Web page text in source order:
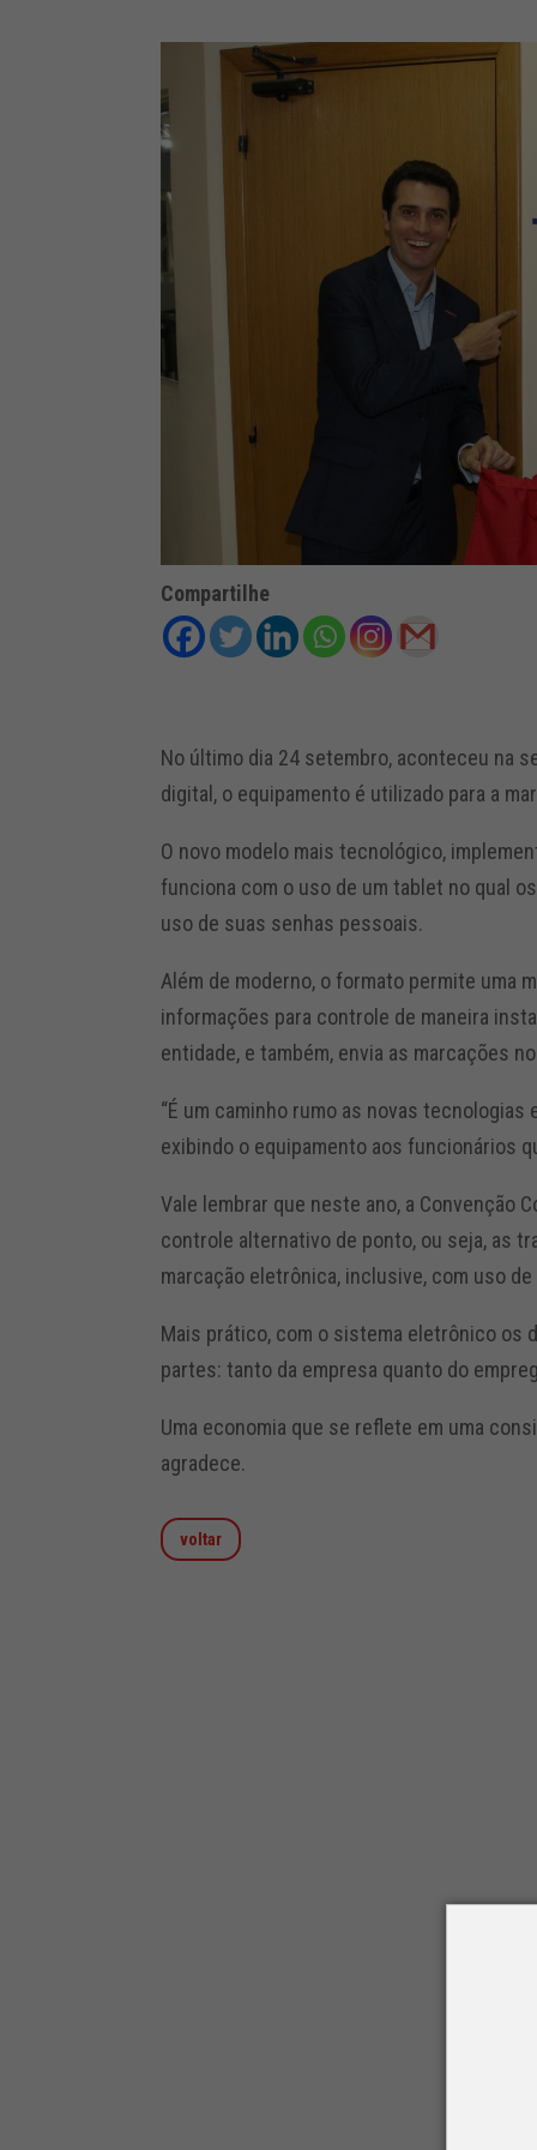
Compartilhe
No último dia 24 setembro, aconteceu na
digital, o equipamento é utilizado para a
O novo modelo mais tecnológico,
funciona com o uso de um tablet no qual
uso de suas senhas pessoais.
Além de moderno, o formato permite uma
informações para controle de maneira
entidade, e também, envia as marcações
“É um caminho rumo as novas tecnologias
exibindo o equipamento aos funcionários
Vale lembrar que neste ano, a Convenção
controle alternativo de ponto, ou seja, as
marcação eletrônica, inclusive, com uso
Mais prático, com o sistema eletrônico os
partes: tanto da empresa quanto do
Uma economia que se reflete em uma
agradece.
voltar